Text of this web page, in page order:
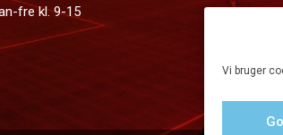
Vi bruger
fre kl. 9-15